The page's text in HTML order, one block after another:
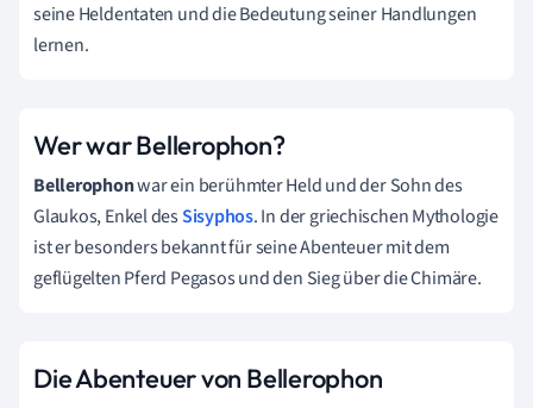
seine Heldentaten und die Bedeutung seiner Handlungen
lernen.
Wer war Bellerophon?
Bellerophonwar ein berühmter Held und der Sohn des
Glaukos, Enkel desSisyphos. In der griechischen Mythologie
ist er besonders bekannt für seine Abenteuer mit dem
geflügelten Pferd Pegasos und den Sieg über die Chimäre.
Die Abenteuer von Bellerophon